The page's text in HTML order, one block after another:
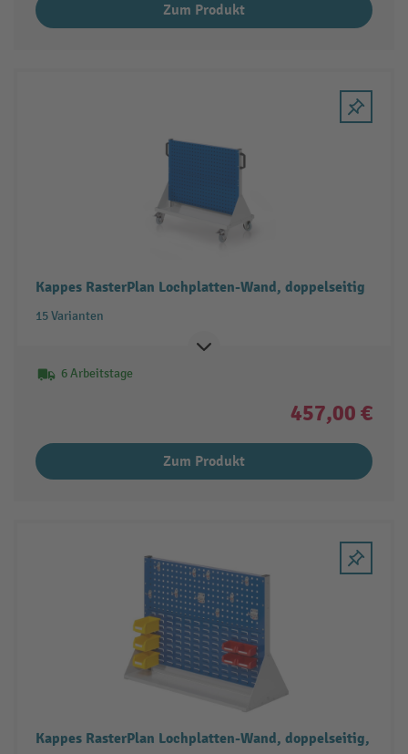
Zum Produkt
Kappes RasterPlan Lochplatten-Wand, doppelseitig
15 Varianten
6 Arbeitstage
457,00 €
Zum Produkt
Kappes RasterPlan Lochplatten-Wand, doppelseitig,